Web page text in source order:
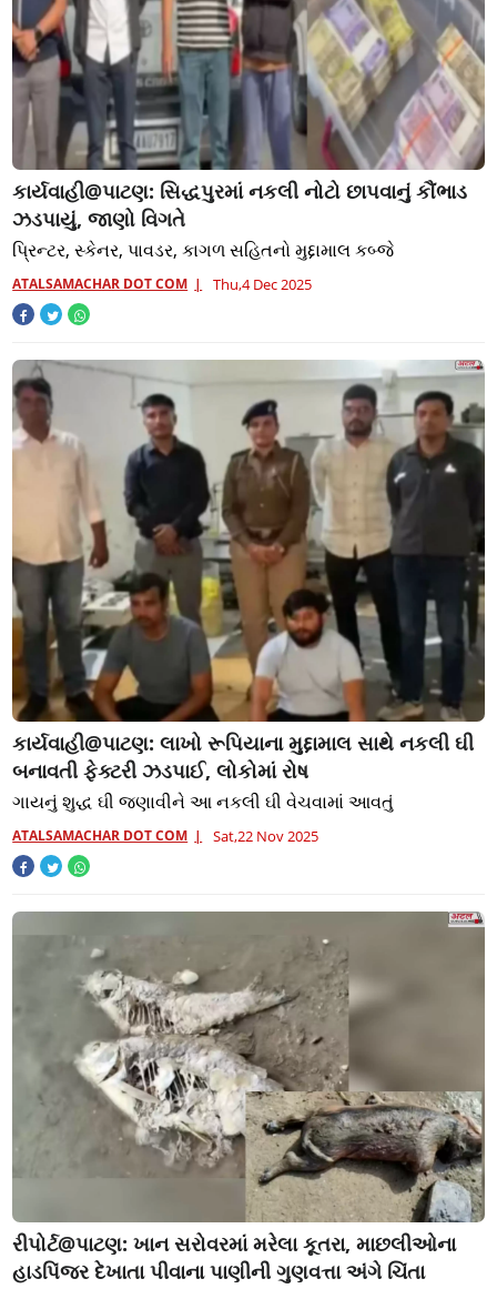
કાર્યવાહી@પાટણ: સિદ્ધપુરમાં નકલી નોટો છાપવાનું કૌંભાડ
ઝડપાયું, જાણો વિગતે
પ્રિન્ટર, સ્કેનર, પાવડર, કાગળ સહિતનો મુદ્દામાલ કબ્જે
ATALSAMACHAR DOT COM Thu,4 Dec 2025
કાર્યવાહી@પાટણ: લાખો રૂપિયાના મુદ્દામાલ સાથે નકલી ઘી
બનાવતી ફેક્ટરી ઝડપાઈ, લોકોમાં રોષ
ગાયનું શુદ્ધ ઘી જણાવીને આ નકલી ઘી વેચવામાં આવતું
ATALSAMACHAR DOT COM Sat,22 Nov 2025
રીપોર્ટ@પાટણ: ખાન સરોવરમાં મરેલા કૂતરા, માછલીઓના
હાડપિંજર દેખાતા પીવાના પાણીની ગુણવત્તા અંગે ચિંતા